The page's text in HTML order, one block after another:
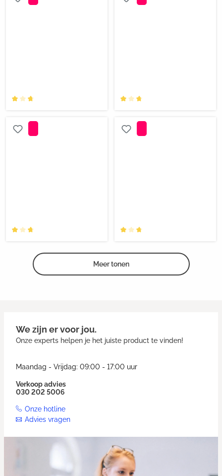
Meer tonen
We zijn er voor jou.
Onze experts helpen je het juiste product te vinden!
Maandag - Vrijdag: 09:00 - 17:00 uur
Verkoop advies
030 202 5006
Onze hotline
Advies vragen